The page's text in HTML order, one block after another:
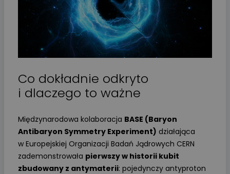
Co dokładnie odkryto
i dlaczego to ważne
Międzynarodowa kolaboracja BASE (Baryon
Antibaryon Symmetry Experiment) działająca
w Europejskiej Organizacji Badań Jądrowych CERN
zademonstrowała pierwszy w historii kubit
zbudowany z antymaterii: pojedynczy antyproton